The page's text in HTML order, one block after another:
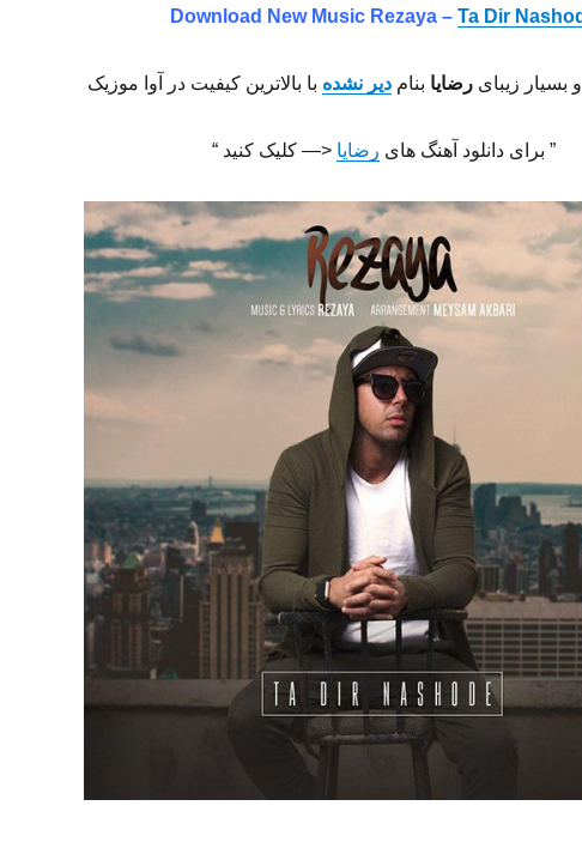
Download New MusicRezaya – Ta Dir
بسیار زیبای رضایا بنام دیر نشده با بالاترین کیفیت در آوا موزیک
” برای دانلود آهنگ های رضایا <— کلیک کنید “